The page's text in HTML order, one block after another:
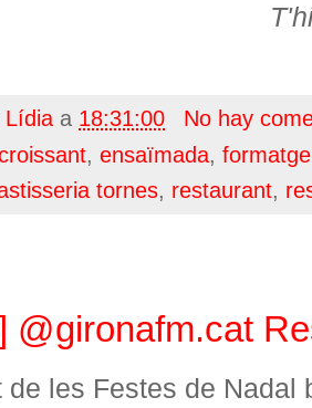
Lídia a 18:31:00
No hay
, ensaïmada, formatge
tornes, restaurant,
@gironafm.cat
de les Festes de